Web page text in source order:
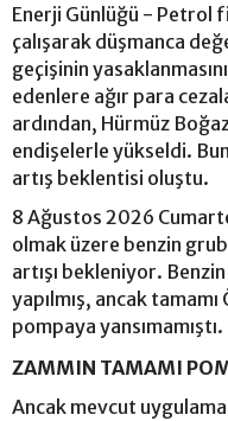
Enerji Günlüğü - Petrol
çalışarak düşmanca
geçişinin
edenlere ağır para
ardından, Hürmüz
endişelerle yükseldi.
artış beklentisi oluştu.
8 Ağustos 2026
olmak üzere benzin
artışı bekleniyor.
yapılmış, ancak tamamı
pompaya yansımamıştı.
ZAMMIN TAMAMI
Ancak mevcut uygulama